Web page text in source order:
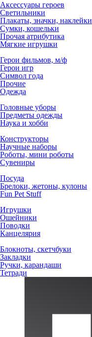
Аксессуары героев
Светильники
Плакаты, значки, наклейки
Сумки, кошельки
Прочая атрибутика
Мягкие игрушки
Герои фильмов, м/ф
Герои игр
Символ года
Прочие
Одежда
Головные уборы
Предметы одежды
Наука и хобби
Конструкторы
Научные наборы
Роботы, мини роботы
Сувениры
Посуда
Брелоки, жетоны, кулоны
Fun Pet Stuff
Игрушки
Ошейники
Поводки
Канцелярия
Блокноты, скетчбуки
Закладки
Ручки, карандаши
Тетради